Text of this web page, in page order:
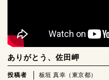
ありがとう、佐田岬
投稿者
板垣 真幸（東京都）